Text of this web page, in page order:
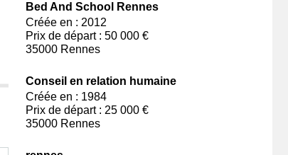
Bed And School Rennes
Créée en : 2012
Prix de départ : 50 000 €
35000 Rennes
Conseil en relation humaine
Créée en : 1984
Prix de départ : 25 000 €
35000 Rennes